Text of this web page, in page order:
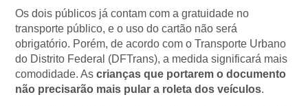
Os dois públicos já contam com a gratuidade no
transporte público, e o uso do cartão não será
obrigatório. Porém, de acordo com o Transporte Urbano
do Distrito Federal (DFTrans), a medida significará mais
comodidade. As crianças que portarem o documento
não precisarão mais pular a roleta dos veículos.